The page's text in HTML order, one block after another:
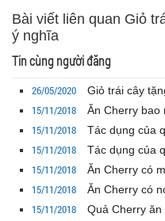
Bài viết liên quan Giỏ
ý nghĩa
Tin cùng người đăng
26/05/2020 Giỏ trái cây
15/11/2018 Ăn Cherry bao
15/11/2018 Tác dụng của
15/11/2018 Tác dụng của
15/11/2018 Ăn Cherry có
15/11/2018 Ăn Cherry có
15/11/2018 Quả Cherry